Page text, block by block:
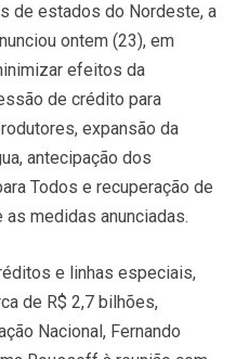
de estados do Nordeste, a
ontem (23), em
efeitos da
de crédito para
expansão da
antecipação dos
Todos e recuperação de
medidas anunciadas.
e linhas especiais,
de R$ 2,7 bilhões,
Nacional, Fernando